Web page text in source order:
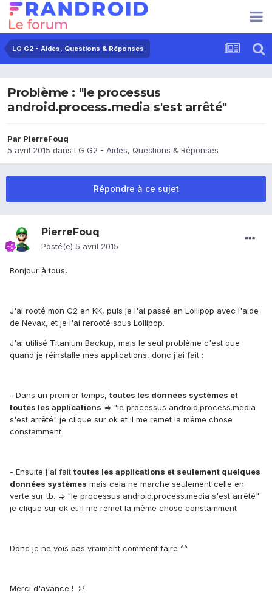
LG G2 - Aides, Questions & Réponses
Problème : "le processus
android.process.media s'est arrêté"
Par PierreFouq
5 avril 2015 dans LG G2 - Aides, Questions & Réponses
Répondre à ce sujet
PierreFouq
Posté(e) 5 avril 2015
Bonjour à tous,
J'ai rooté mon G2 en KK, puis je l'ai passé en Lollipop avec l'aide
de Nevax, et je l'ai rerooté sous Lollipop.
J'ai utilisé Titanium Backup, mais le seul problème c'est que
quand je réinstalle mes applications, donc j'ai fait :
- Dans un premier temps, toutes les données systèmes et
toutes les applications => "le processus android.process.media
s'est arrêté" je clique sur ok et il me remet la même chose
constamment
- Ensuite j'ai fait toutes les applications et seulement quelques
données systèmes mais cela ne marche seulement celle en
verte sur tb. => "le processus android.process.media s'est arrêté"
je clique sur ok et il me remet la même chose constamment
Donc je ne vois pas vraiment comment faire ^^
Merci d'avance ! :P